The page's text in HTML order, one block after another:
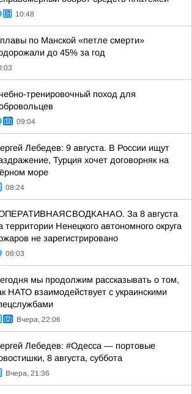
10:48
по Манской «петле смерти»
до 45% за год
тренировочный поход для
09:04
Лебедев: 9 августа. В России ищут
Турция хочет договорняк на
море
08:24
За 8 августа
территории Ненецкого автономного округа
не зарегистрировано
08:03
мы продолжим рассказывать о том,
НАТО взаимодействует с украинскими
Вчера, 22:06
Лебедев: #Одесса — портовые
8 августа, суббота
Вчера, 21:36